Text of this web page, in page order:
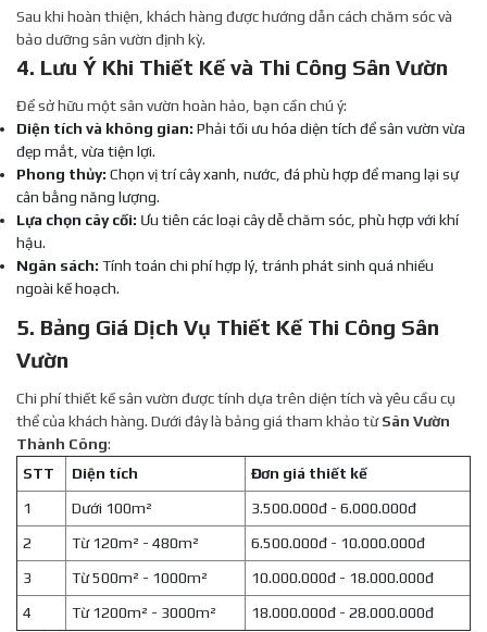
Sau khi hoàn thiện, khách hàng được hướng dẫn cách chăm sóc và
bảo dưỡng sân vườn định kỳ.
4. Lưu Ý Khi Thiết Kế và Thi Công Sân Vườn
Để sở hữu một sân vườn hoàn hảo, bạn cần chú ý:
Diện tích và không gian: Phải tối ưu hóa diện tích để sân vườn vừa
đẹp mắt, vừa tiện lợi.
Phong thủy: Chọn vị trí cây xanh, nước, đá phù hợp để mang lại sự
cân bằng năng lượng.
Lựa chọn cây cối: Ưu tiên các loại cây dễ chăm sóc, phù hợp với khí
hậu.
Ngân sách: Tính toán chi phí hợp lý, tránh phát sinh quá nhiều
ngoài kế hoạch.
5. Bảng Giá Dịch Vụ Thiết Kế Thi Công Sân
Vườn
Chi phí thiết kế sân vườn được tính dựa trên diện tích và yêu cầu cụ
thể của khách hàng. Dưới đây là bảng giá tham khảo từSân Vườn
Thành Công:
STT
Diện tích
Đơn giá thiết kế
1
Dưới 100m²
3.500.000đ - 6.000.000đ
2
Từ 120m² - 480m²
6.500.000đ - 10.000.000đ
3
Từ 500m² - 1000m²
10.000.000đ - 18.000.000đ
4
Từ 1200m² - 3000m²
18.000.000đ - 28.000.000đ